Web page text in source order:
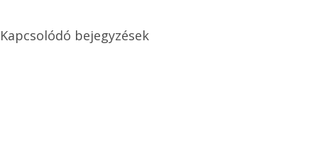
Kapcsolódó bejegyzések